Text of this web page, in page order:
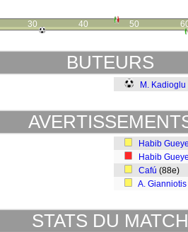
30 40 50
BUTEURS
M. Kadioglu
Habib
Habib
Cafú (88e)
A. Gianniotis
STATS DU MATCH